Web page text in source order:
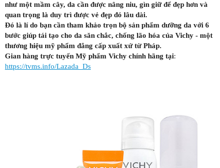
như một mầm cây, da cần được nâng niu, gìn giữ để đẹp hơn và
quan trọng là duy trì được vẻ đẹp đó lâu dài.
Đó là lí do bạn cần tham khảo trọn bộ sản phẩm dưỡng da với 6
bước giúp tái tạo cho da săn chắc, chống lão hóa của Vichy - một
thương hiệu mỹ phẩm đẳng cấp xuất xứ từ Pháp.
Gian hàng trực tuyến Mỹ phẩm Vichy chính hãng tại:
https://tvms.info/Lazada_Ds